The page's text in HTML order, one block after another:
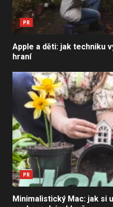
PR
Apple a děti: jak techniku
hraní
PR
Minimalistický Mac: jak si